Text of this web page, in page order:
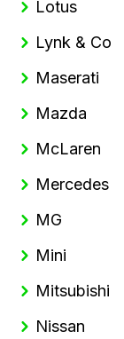
Lotus
Lynk & Co
Maserati
Mazda
McLaren
Mercedes
MG
Mini
Mitsubishi
Nissan